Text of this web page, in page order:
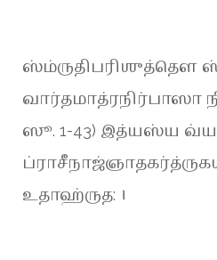
ஸ்ம்ருதிபரிஶுத்தௌ
வார்தமாத்ரநிர்பாஸா
ஸூ. 1-43) இத்யஸ்ய
உதாஹ்ருத: ।